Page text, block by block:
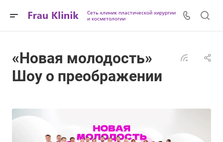
Сеть клиник пластической хирургии
и косметологии
«Новая молодость»
Шоу о преображении